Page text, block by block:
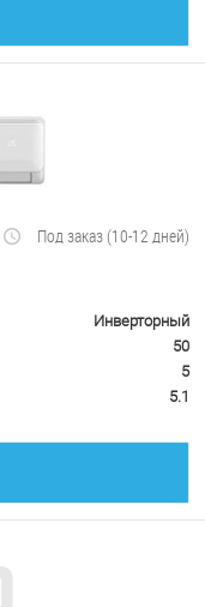
Под заказ (10-12 дней)
Инверторный
50
5
5.1